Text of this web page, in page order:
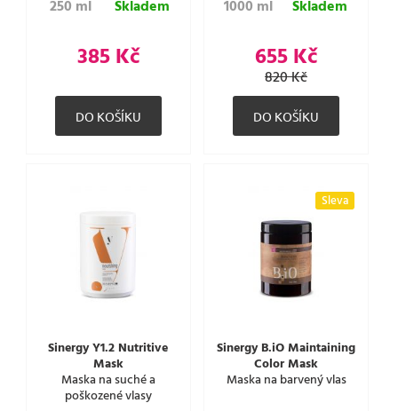
250 ml Skladem
385 Kč
1000 ml Skladem
655 Kč
820 Kč
Sinergy Y1.2 Nutritive
Mask
Maska na suché a
poškozené vlasy
Sleva
Sinergy B.iO Maintaining
Color Mask
Maska na barvený vlas